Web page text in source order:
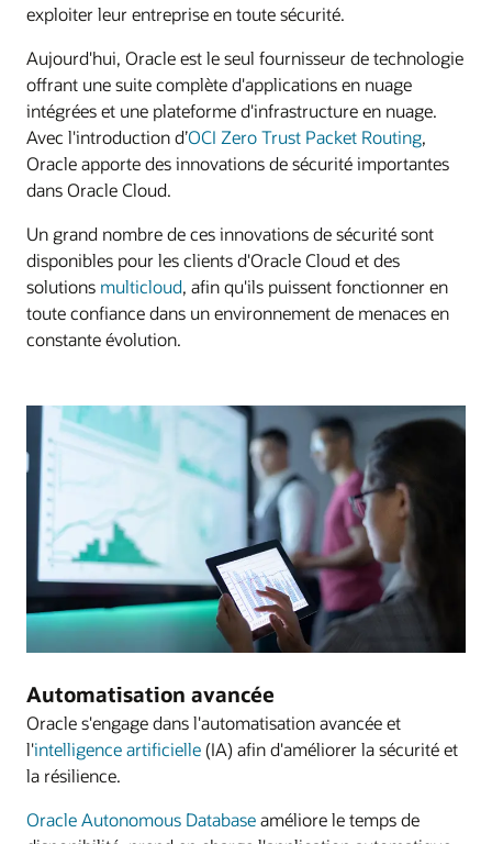
exploiter leur entreprise en toute sécurité.
Aujourd'hui, Oracle est le seul fournisseur de technologie
offrant une suite complète d'applications en nuage
intégrées et une plateforme d'infrastructure en nuage.
Avec l'introduction d’OCI Zero Trust Packet Routing,
Oracle apporte des innovations de sécurité importantes
dans Oracle Cloud.
Un grand nombre de ces innovations de sécurité sont
disponibles pour les clients d'Oracle Cloud et des
solutions multicloud, afin qu'ils puissent fonctionner en
toute confiance dans un environnement de menaces en
constante évolution.
Automatisation avancée
Oracle s'engage dans l'automatisation avancée et
l'intelligence artificielle(IA) afin d'améliorer la sécurité et
la résilience.
Oracle Autonomous Databaseaméliore le temps de